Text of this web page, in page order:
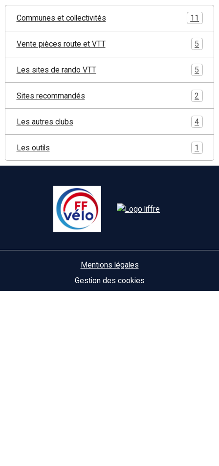
Communes et collectivités 11
Vente pièces route et VTT 5
Les sites de rando VTT 5
Sites recommandés 2
Les autres clubs 4
Les outils 1
Mentions légales
Gestion des cookies